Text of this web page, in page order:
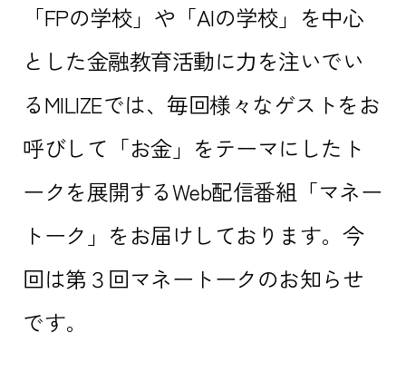
「FPの学校」や「AIの学校」を中心
とした金融教育活動に力を注いでい
るMILIZEでは、毎回様々なゲストをお
呼びして「お金」をテーマにしたト
ークを展開するWeb配信番組「マネー
トーク」をお届けしております。今
回は第３回マネートークのお知らせ
です。